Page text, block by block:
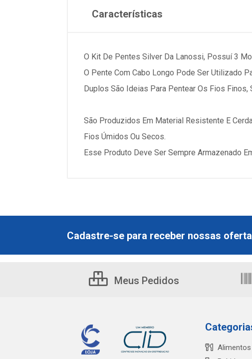
Características
O Kit De Pentes Silver Da Lanossi, Possuí 3
O Pente Com Cabo Longo Pode Ser Utilizado
Duplos São Ideias Para Pentear Os Fios
São Produzidos Em Material Resistente E
Fios Úmidos Ou Secos.
Esse Produto Deve Ser Sempre Armazenado
Cadastre-se para receber nossas
Meus Pedidos
Alimentos